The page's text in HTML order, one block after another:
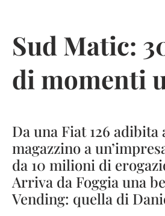
Sud Matic:
di momenti
Da una Fiat 126 adibita
magazzino a
da 10 milioni di
Arriva da Foggia una
Vending: quella di